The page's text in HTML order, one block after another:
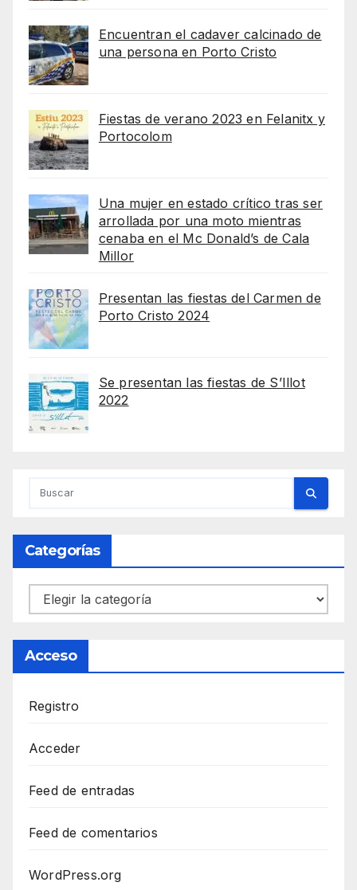
Encuentran el cadaver calcinado de
una persona en Porto Cristo
Fiestas de verano 2023 en Felanitx y
Portocolom
Una mujer en estado crítico tras ser
arrollada por una moto mientras
cenaba en el Mc Donald’s de Cala
Millor
Presentan las fiestas del Carmen de
Porto Cristo 2024
Se presentan las fiestas de S’Illot
2022
Categorías
Categorías
Acceso
Registro
Acceder
Feed de entradas
Feed de comentarios
WordPress.org